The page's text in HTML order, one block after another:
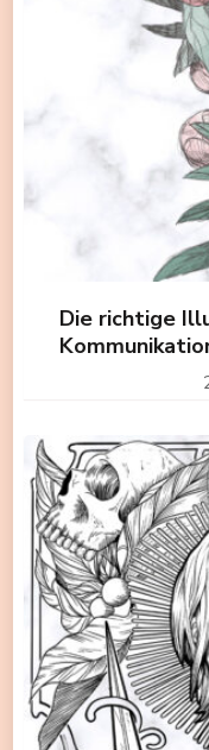
Die richtige